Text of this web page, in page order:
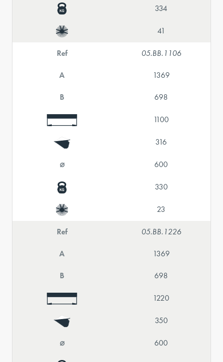
334
41
Ref 05.BB.1106
A 1369
B 698
1100
316
⌀ 600
330
23
Ref 05.BB.1226
A 1369
B 698
1220
350
⌀ 600